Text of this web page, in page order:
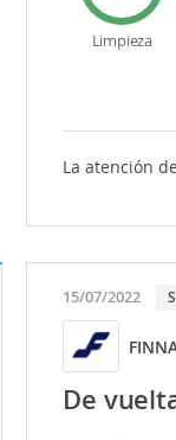
Limpieza
La atención
15/07/2022
De